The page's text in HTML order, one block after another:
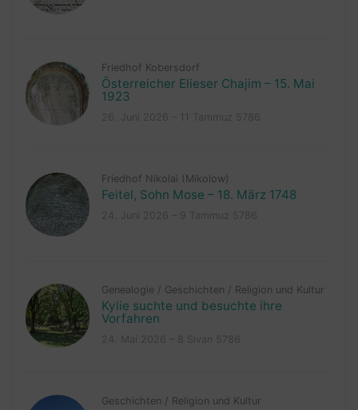
Friedhof Kobersdorf
Österreicher Elieser Chajim – 15. Mai
1923
Friedhof Nikolai (Mikolow)
Feitel, Sohn Mose – 18. März 1748
Genealogie / Geschichten / Religion und Kultur
Kylie suchte und besuchte ihre
Vorfahren
Geschichten / Religion und Kultur